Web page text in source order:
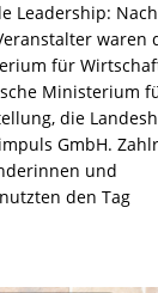
Leadership:
waren
für
Ministerium
die
GmbH.
und
den Tag